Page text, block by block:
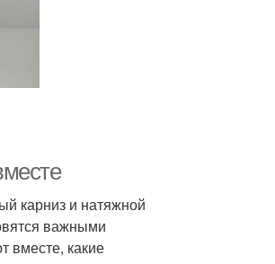
карниз и натяжной
важными
вместе, какие